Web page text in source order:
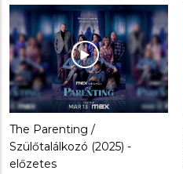
The Parenting /
Szülőtalálkozó (2025) -
előzetes